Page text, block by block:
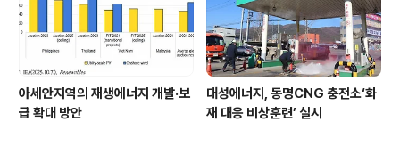
아세안지역의 재생에너지 개발·보
급 확대 방안
대성에너지, 동명CNG 충전소‘화
재 대응 비상훈련’ 실시